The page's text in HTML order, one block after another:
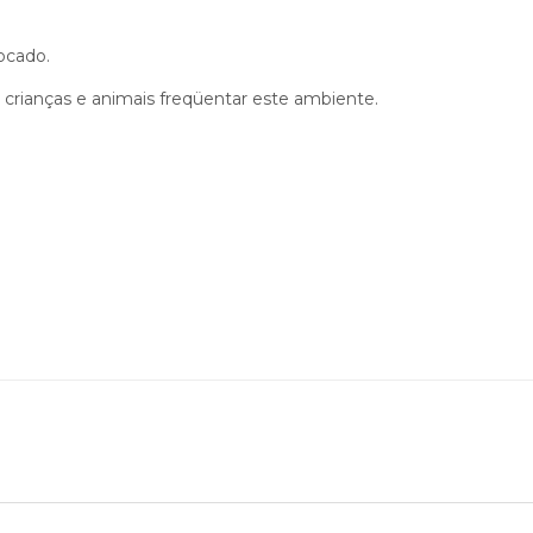
e animais freqüentar este ambiente.